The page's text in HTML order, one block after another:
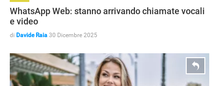
WhatsApp Web: stanno arrivando chiamate vocali
e video
di Davide Raia 30 Dicembre 2025